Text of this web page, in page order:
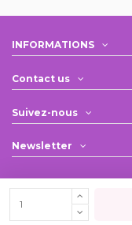
INFORMATIONS
Contact us
Suivez-nous
Newsletter